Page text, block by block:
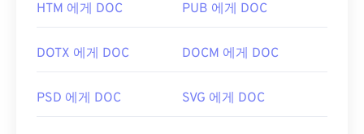
HTM 에게 DOC PUB 에게 DOC
DOTX 에게 DOC DOCM 에게 DOC
PSD 에게 DOC SVG 에게 DOC